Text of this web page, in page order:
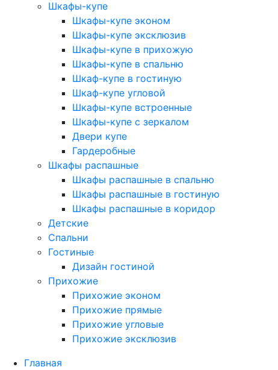
Шкафы-купе
Шкафы-купе эконом
Шкафы-купе эксклюзив
Шкафы-купе в прихожую
Шкафы-купе в спальню
Шкаф-купе в гостиную
Шкаф-купе угловой
Шкафы-купе встроенные
Шкафы-купе с зеркалом
Двери купе
Гардеробные
Шкафы распашные
Шкафы распашные в спальню
Шкафы распашные в гостиную
Шкафы распашные в коридор
Детские
Спальни
Гостиные
Дизайн гостиной
Прихожие
Прихожие эконом
Прихожие прямые
Прихожие угловые
Прихожие эксклюзив
Главная